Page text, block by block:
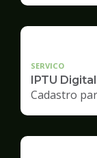
SERVICO
IPTU Digital
Cadastro